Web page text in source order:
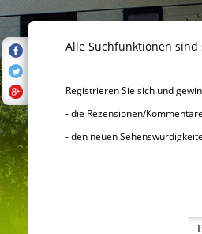
Alle Suchfunktionen
Registrieren Sie sich und
- die Rezensionen/Kommentare
- den neuen